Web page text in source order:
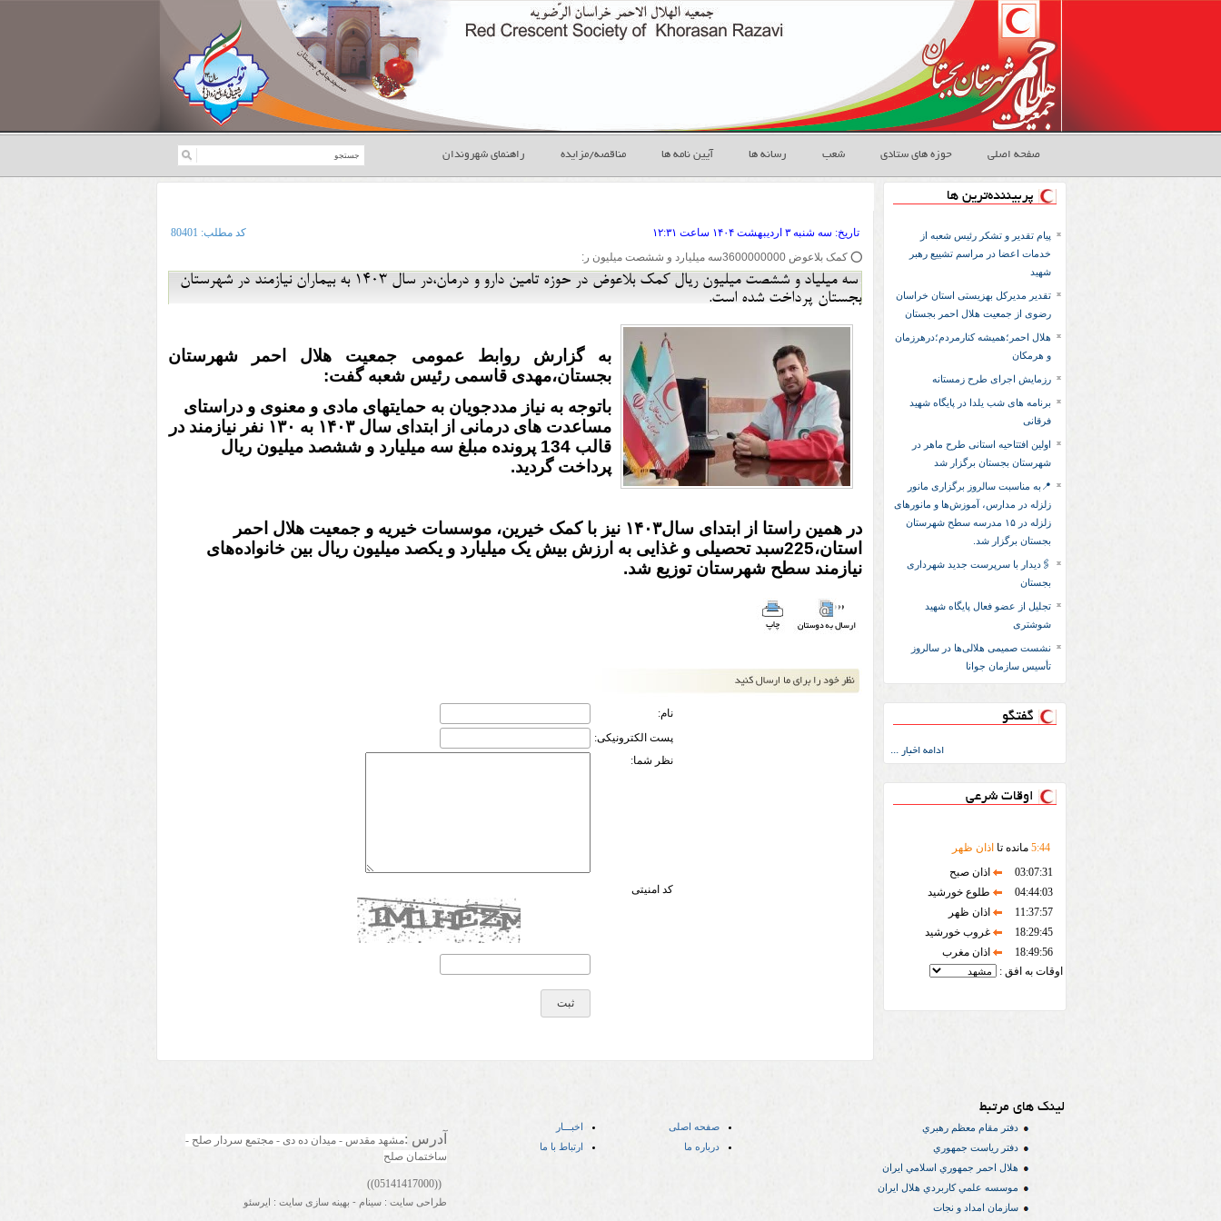
صفحه اصلی حوزه های ستادی شعب رسانه ها آیین نامه ها مناقصه/مزایده راهنمای شهروندان
پربیننده‌ترین ها
پیام تقدیر و تشکر رئیس شعبه از
خدمات اعضا در مراسم تشییع رهبر
شهید
تقدیر مدیرکل بهزیستی استان خراسان
رضوی از جمعیت هلال احمر بجستان
هلال احمر؛همیشه کنارمردم؛درهرزمان
و هرمکان
رزمایش اجرای طرح زمستانه
برنامه های شب یلدا در پایگاه شهید
فرقانی
اولین افتتاحیه استانی طرح ماهر در
شهرستان بجستان برگزار شد
📍به مناسبت سالروز برگزاری مانور
زلزله در مدارس، آموزش‌ها و مانورهای
زلزله در ۱۵ مدرسه سطح شهرستان
بجستان برگزار شد.
🖇دیدار با سرپرست جدید شهرداری
بجستان
تجلیل از عضو فعال پایگاه شهید
شوشتری
نشست صمیمی هلالی‌ها در سالروز
تأسیس سازمان جوانا
گفتگو
ادامه اخبار ...
اوقات شرعی
5:44 مانده تا اذان ظهر
03:07:31
اذان صبح
04:44:03
طلوع خورشید
11:37:57
اذان ظهر
18:29:45
غروب خورشید
18:49:56
اذان مغرب
اوقات به افق :
تاريخ: ۱۴۰۴ سه شنبه ۳ ارديبهشت ساعت ۱۲:۳۱ کد مطلب: 80401
⭕️ کمک بلاعوض 3600000000سه میلیارد و ششصت میلیون ر:
سه میلیاد و ششصت میلیون ریال کمک بلاعوض در حوزه تامین دارو و درمان،در سال 1403 به بیماران نیازمند در شهرستان
بجستان پرداخت شده است.
به گزارش روابط عمومی جمعیت هلال احمر شهرستان
بجستان،مهدی قاسمی رئیس شعبه گفت:
باتوجه به نیاز مددجویان به حمایتهای مادی و معنوی و دراستای
مساعدت های درمانی از ابتدای سال ۱۴۰۳ به ۱۳۰ نفر نیازمند در
قالب 134 پرونده مبلغ سه میلیارد و ششصد میلیون ریال
پرداخت گردید.
در همین راستا از ابتدای سال۱۴۰۳ نیز با کمک خیرین، موسسات خیریه و جمعیت هلال احمر
استان،225سبد تحصیلی و غذایی به ارزش بیش یک میلیارد و یکصد میلیون ریال بین خانواده‌های
نیازمند سطح شهرستان توزیع شد.
نام:
پست الکترونیکی:
نظر شما:
کد امنیتی
لینک های مرتبط
دفتر مقام معظم رهبري
دفتر رياست جمهوري
هلال احمر جمهوري اسلامي ايران
موسسه علمي كاربردي هلال ایران
سازمان امداد و نجات
صفحه اصلی
اخبـــار
درباره ما
ارتباط با ما آدرس :
ساختمان صلح
((05141417000))
طراحی سایت : سینام - بهینه سازی سایت : ایرسئو